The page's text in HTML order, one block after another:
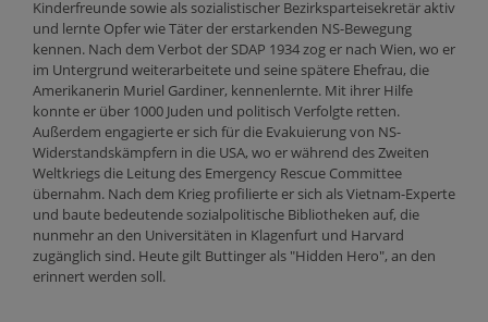
Kinderfreunde sowie als sozialistischer Bezirksparteisekretär aktiv
und lernte Opfer wie Täter der erstarkenden NS-Bewegung
kennen. Nach dem Verbot der SDAP 1934 zog er nach Wien, wo er
im Untergrund weiterarbeitete und seine spätere Ehefrau, die
Amerikanerin Muriel Gardiner, kennenlernte. Mit ihrer Hilfe
konnte er über 1000 Juden und politisch Verfolgte retten.
Außerdem engagierte er sich für die Evakuierung von NS-
Widerstandskämpfern in die USA, wo er während des Zweiten
Weltkriegs die Leitung des Emergency Rescue Committee
übernahm. Nach dem Krieg profilierte er sich als Vietnam-Experte
und baute bedeutende sozialpolitische Bibliotheken auf, die
nunmehr an den Universitäten in Klagenfurt und Harvard
zugänglich sind. Heute gilt Buttinger als "Hidden Hero", an den
erinnert werden soll.